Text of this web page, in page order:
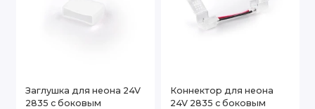
Заглушка для неона 24V
2835 с боковым
Коннектор для неона
24V 2835 с боковым